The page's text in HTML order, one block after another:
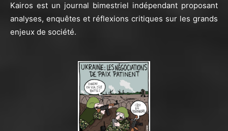
Kairos est un journal bimestriel indépendant proposant
analyses, enquêtes et réflexions critiques sur les grands
enjeux de société.